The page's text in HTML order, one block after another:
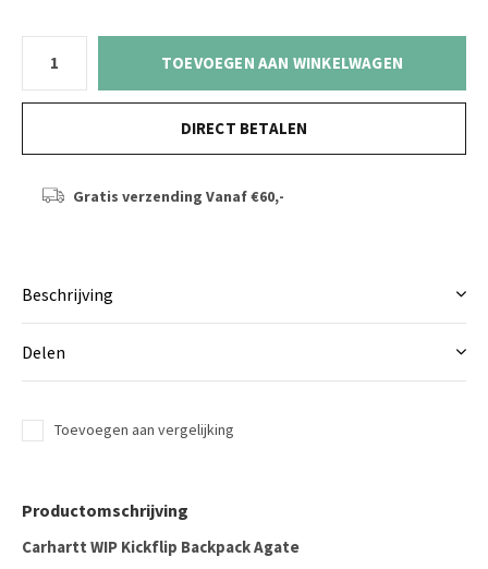
TOEVOEGEN AAN WINKELWAGEN
DIRECT BETALEN
Gratis verzending Vanaf €60,-
Beschrijving
Delen
Toevoegen aan vergelijking
Productomschrijving
Carhartt WIP Kickflip Backpack Agate